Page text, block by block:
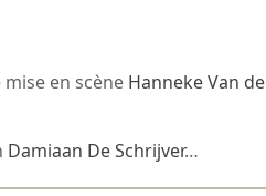
mise en scène Hanneke Van
Damiaan De Schrijver…